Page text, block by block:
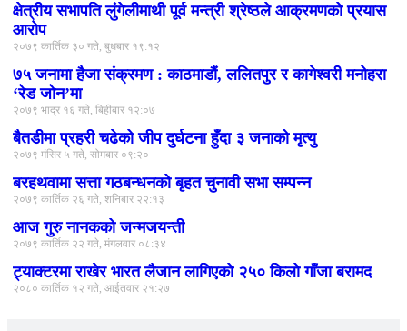
क्षेत्रीय सभापति लुंगेलीमाथी पूर्व मन्त्री श्रेष्ठले आक्रमणको प्रयास
आरोप
२०७९ कार्तिक ३० गते, बुधबार १९:१२
७५ जनामा हैजा संक्रमण : काठमाडौं, ललितपुर र कागेश्वरी मनोहरा
‘रेड जोन’मा
२०७९ भाद्र १६ गते, बिहीबार १२:०७
बैतडीमा प्रहरी चढेको जीप दुर्घटना हुँदा ३ जनाको मृत्यु
२०७९ मंसिर ५ गते, सोमबार ०९:२०
बरहथवामा सत्ता गठबन्धनको बृहत चुनावी सभा सम्पन्न
२०७९ कार्तिक २६ गते, शनिबार २२:१३
आज गुरु नानकको जन्मजयन्ती
२०७९ कार्तिक २२ गते, मंगलवार ०८:३४
ट्याक्टरमा राखेर भारत लैजान लागिएको २५० किलो गाँजा बरामद
२०८० कार्तिक १२ गते, आईतवार २१:२७